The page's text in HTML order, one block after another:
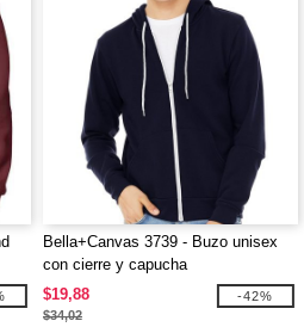
Bella+Canvas 3739 - Buzo unisex
con cierre y capucha
$19,88
$34,02
-42%